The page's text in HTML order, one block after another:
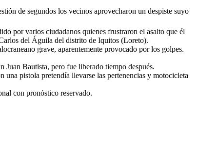
de segundos los vecinos aprovecharon un despiste suyo
por varios ciudadanos quienes frustraron el asalto que él
del Águila del distrito de Iquitos (Loreto).
grave, aparentemente provocado por los golpes.
Juan Bautista, pero fue liberado tiempo después.
pistola pretendía llevarse las pertenencias y motocicleta
con pronóstico reservado.